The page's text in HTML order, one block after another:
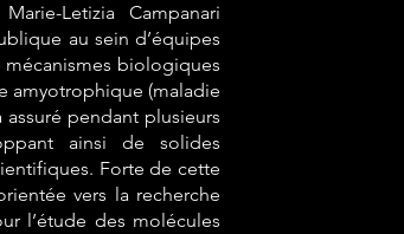
Letizia Campanari
au sein d’équipes
biologiques
amyotrophique (maladie
pendant plusieurs
ainsi de solides
Forte de cette
vers la recherche
l’étude des molécules